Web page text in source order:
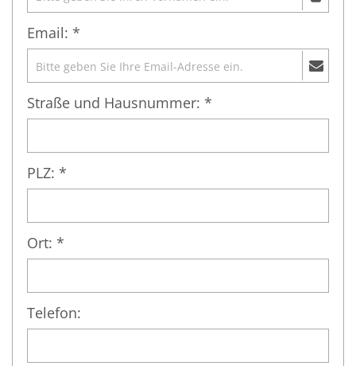
Email: *
Straße und Hausnummer: *
PLZ: *
Ort: *
Telefon: